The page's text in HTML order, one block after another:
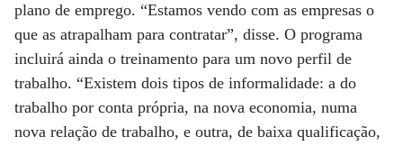
plano de emprego. “Estamos vendo com as empresas o
que as atrapalham para contratar”, disse. O programa
incluirá ainda o treinamento para um novo perfil de
trabalho. “Existem dois tipos de informalidade: a do
trabalho por conta própria, na nova economia, numa
nova relação de trabalho, e outra, de baixa qualificação,